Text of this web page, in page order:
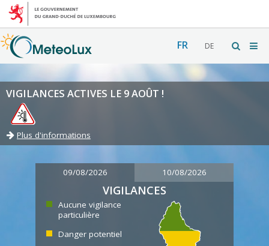
FR DE
VIGILANCES ACTIVES LE 9 AOÛT !
Plus d'informations
09/08/2026 10/08/2026
VIGILANCES
Aucune vigilance
particulière
Danger potentiel